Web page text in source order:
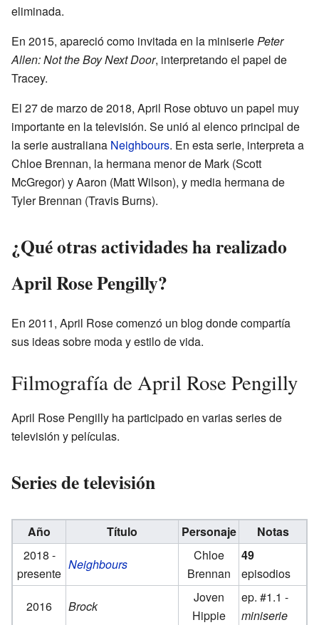
eliminada.
En 2015, apareció como invitada en la miniseriePeter
Allen: Not the Boy Next Door, interpretando el papel de
Tracey.
El 27 de marzo de 2018, April Rose obtuvo un papel muy
importante en la televisión. Se unió al elenco principal de
la serie australiana Neighbours. En esta serie, interpreta a
Chloe Brennan, la hermana menor de Mark (Scott
McGregor) y Aaron (Matt Wilson), y media hermana de
Tyler Brennan (Travis Burns).
¿Qué otras actividades ha realizado
April Rose Pengilly?
En 2011, April Rose comenzó un blog donde compartía
sus ideas sobre moda y estilo de vida.
Filmografía de April Rose Pengilly
April Rose Pengilly ha participado en varias series de
televisión y películas.
Series de televisión
Año Título Personaje
Notas
2018 -
presente
Neighbours
Chloe
Brennan
49
episodios
2016
Brock
Joven
Hippie
ep. #1.1 -
miniserie